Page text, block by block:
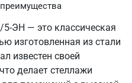
ЭН — это классическая
изготовленная из стали
известен своей
делает стеллажи